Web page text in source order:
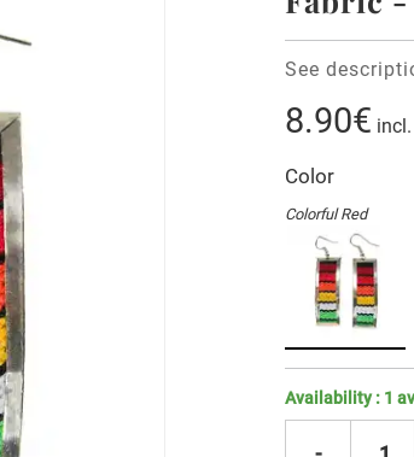
See
8.90€
Color
Colorful Red
Availability : 1